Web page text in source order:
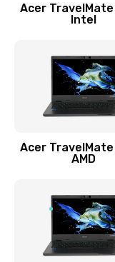
Acer TravelMate
Intel
Acer TravelMate
AMD